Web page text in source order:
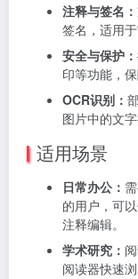
注释与签名：
签名，适用
安全与保护：
印等功能，保
OCR识别：
图片中的文
适用场景
日常办公：
的用户，可
注释编辑。
学术研究：
阅读器快速